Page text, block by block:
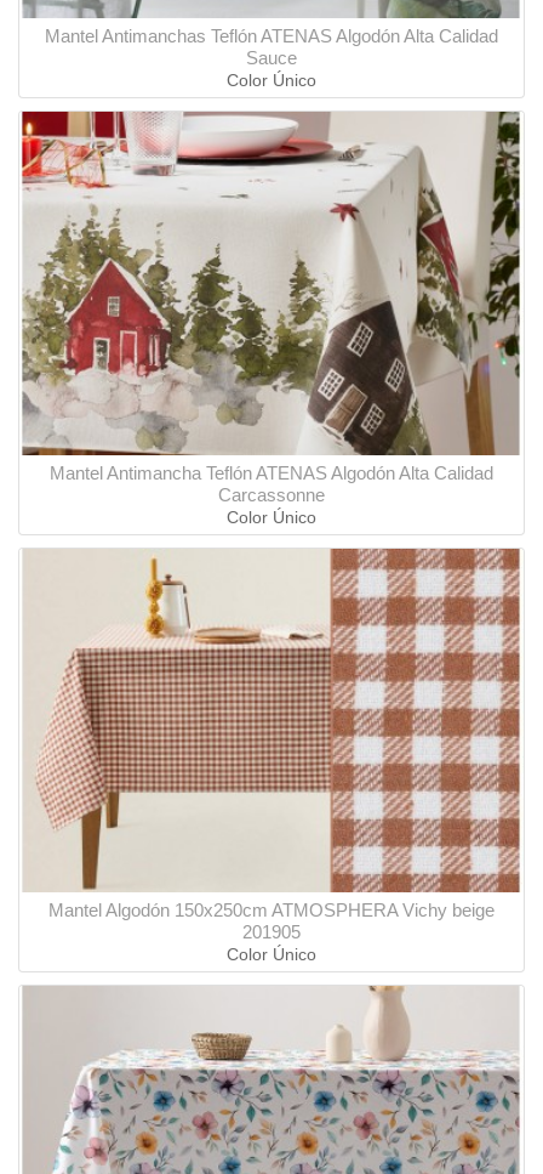
Mantel Antimanchas Teflón ATENAS Algodón Alta Calidad
Sauce
Color Único
Mantel Antimancha Teflón ATENAS Algodón Alta Calidad
Carcassonne
Color Único
Mantel Algodón 150x250cm ATMOSPHERA Vichy beige
201905
Color Único